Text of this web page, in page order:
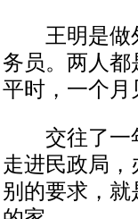
王明是做外
务员。两人都
平时，一个月
交往了一年
走进民政局
别的要求，